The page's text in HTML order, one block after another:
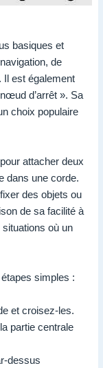
basiques et
de
Il est également
d’arrêt ». Sa
choix populaire
attacher deux
dans une corde.
des objets ou
de sa facilité à
où un
simples :
et croisez-les.
partie centrale
dessus